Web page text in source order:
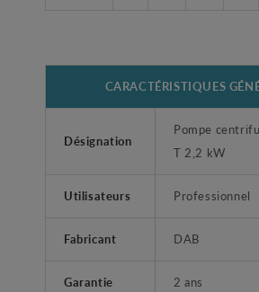
CARACTÉRISTIQUES
Désignation
Pompe
T 2,2 kW
Utilisateurs Professionnel
Fabricant DAB
Garantie 2 ans